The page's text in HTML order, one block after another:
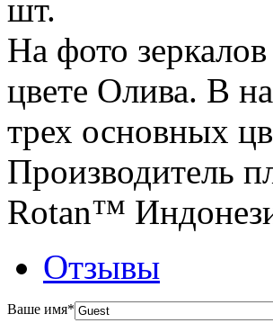
шт.
На фото
цвете Олива. В
трех основных
Производитель
Rotan™
Отзывы
Ваше имя*